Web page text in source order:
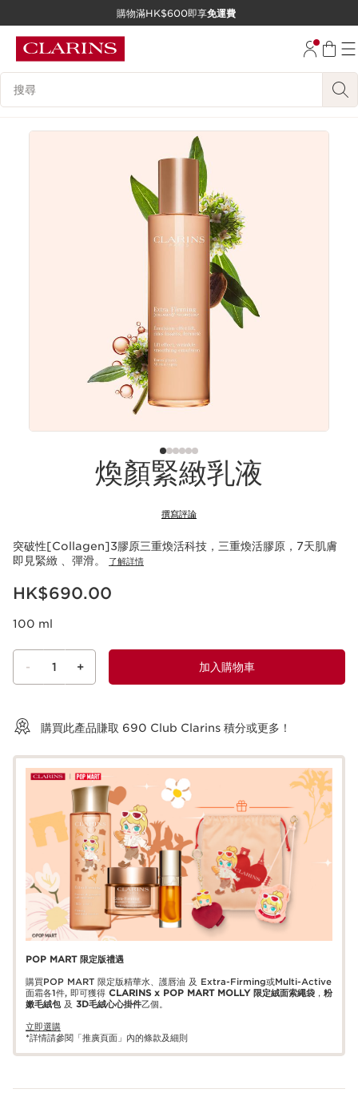
跳至內容
購物滿HK$600即享免運費
搜尋內容說明
煥顏緊緻乳液
撰寫評論
突破性[Collagen]3膠原三重煥活科技，三重煥活膠原，7天肌膚
即見緊緻 、彈滑。
了解詳情
現在價格HK$690.00
HK$690.00
100 ml
- 1 + 加入購物車
購買此產品賺取 690 Club Clarins 積分或更多！
POP MART 限定版禮遇
購買POP MART 限定版精華水、護唇油 及 Extra-Firming或Multi-Active
面霜各1件, 即可獲得 CLARINS x POP MART MOLLY 限定絨面索繩袋 ， 粉
嫩毛絨包及 3D毛絨心心掛件乙個。
立即選購
*詳情請參閱「推廣頁面」內的條款及細則